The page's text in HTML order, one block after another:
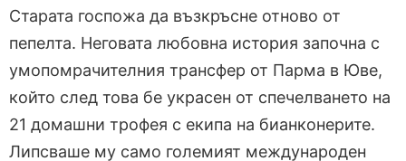
Старата госпожа да възкръсне отново от
пепелта. Неговата любовна история започна с
умопомрачителния трансфер от Парма в Юве,
който след това бе украсен от спечелването на
21 домашни трофея с екипа на бианконерите.
Липсваше му само големият международен